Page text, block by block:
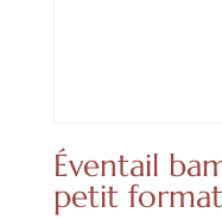
Éventail
petit format